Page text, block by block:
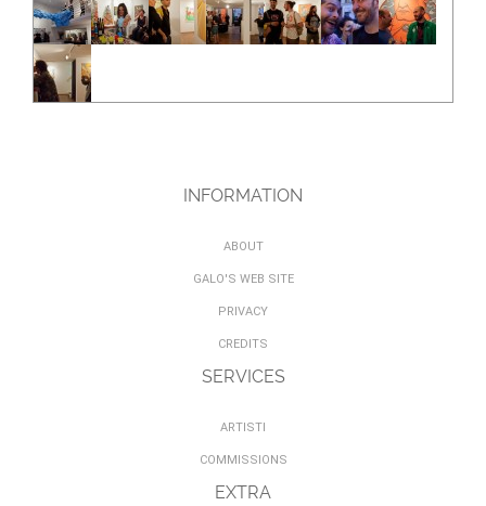
INFORMATION
ABOUT
GALO'S WEB SITE
PRIVACY
CREDITS
SERVICES
ARTISTI
COMMISSIONS
EXTRA